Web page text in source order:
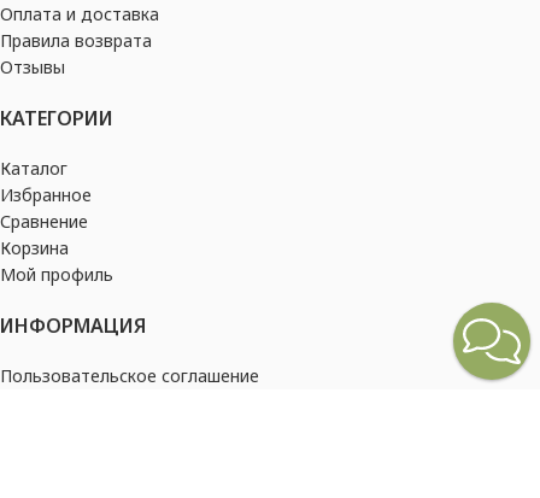
Оплата и доставка
Правила возврата
Отзывы
КАТЕГОРИИ
Каталог
Избранное
Сравнение
Корзина
Мой профиль
ИНФОРМАЦИЯ
Пользовательское соглашение